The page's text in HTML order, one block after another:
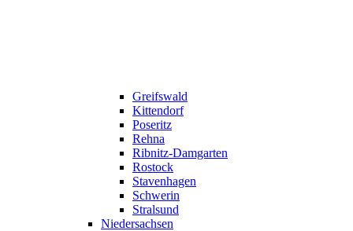
Greifswald
Kittendorf
Poseritz
Rehna
Ribnitz-Damgarten
Rostock
Stavenhagen
Schwerin
Stralsund
Niedersachsen